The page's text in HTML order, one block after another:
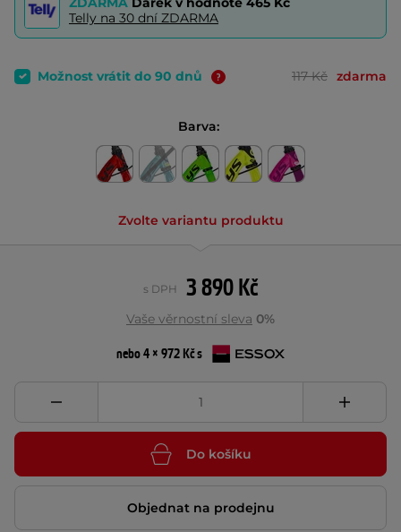
Telly na 30 dní ZDARMA
Možnost vrátit do 90 dnů 117 Kč zdarma
Barva:
Zvolte variantu produktu
3 890 Kč
s DPH
Vaše věrnostní sleva 0%
nebo 4 × 972 Kč s
Do košíku
Objednat na prodejnu